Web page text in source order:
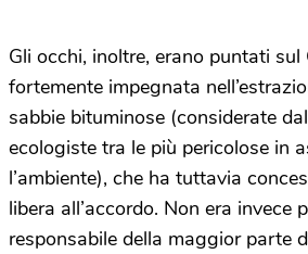
Gli occhi, inoltre, erano puntati sul
fortemente impegnata
sabbie bituminose (considerate
ecologiste tra le più pericolose in
l’ambiente), che ha tuttavia
libera all’accordo. Non era invece
responsabile della maggior parte